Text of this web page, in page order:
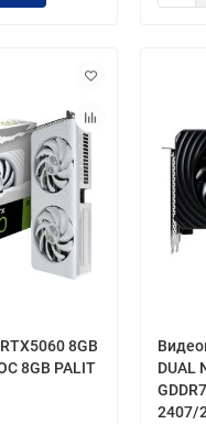
8GB
8GB PALIT
DUAL
GDDR7
2407/